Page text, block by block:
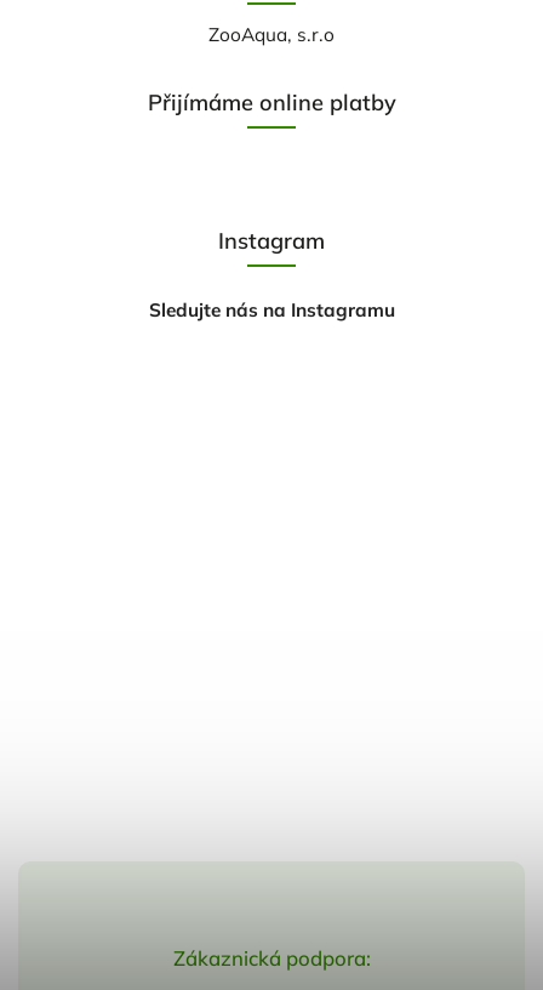
Zákaznická podpora:
ZooAqua, s.r.o
Přijímáme online platby
Instagram
Sledujte nás na Instagramu